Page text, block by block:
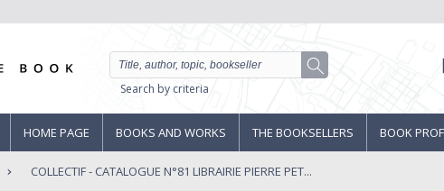
Search by criteria
HOME PAGE BOOKS AND WORKS THE BOOKSELLERS BOOK
COLLECTIF - CATALOGUE N°81 LIBRAIRIE PIERRE PET...